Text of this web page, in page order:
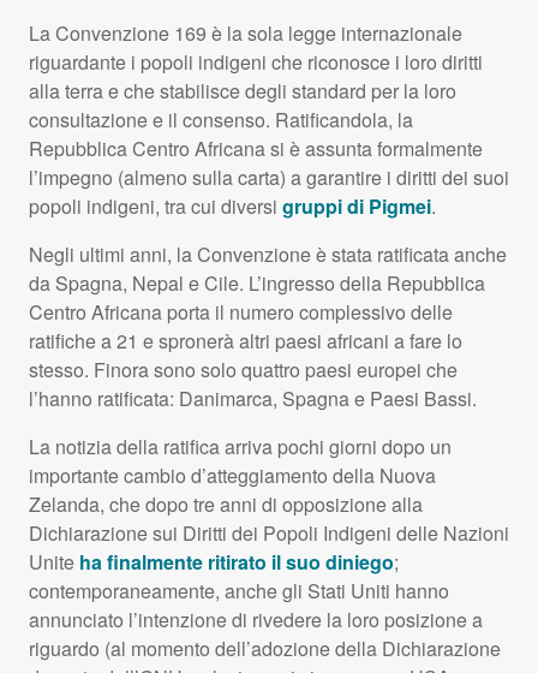
La Convenzione 169 è la sola legge internazionale
riguardante i popoli indigeni che riconosce i loro diritti
alla terra e che stabilisce degli standard per la loro
consultazione e il consenso. Ratificandola, la
Repubblica Centro Africana si è assunta formalmente
l’impegno (almeno sulla carta) a garantire i diritti dei suoi
popoli indigeni, tra cui diversi gruppi di Pigmei.
Negli ultimi anni, la Convenzione è stata ratificata anche
da Spagna, Nepal e Cile. L’ingresso della Repubblica
Centro Africana porta il numero complessivo delle
ratifiche a 21 e spronerà altri paesi africani a fare lo
stesso. Finora sono solo quattro paesi europei che
l’hanno ratificata: Danimarca, Spagna e Paesi Bassi.
La notizia della ratifica arriva pochi giorni dopo un
importante cambio d’atteggiamento della Nuova
Zelanda, che dopo tre anni di opposizione alla
Dichiarazione sui Diritti dei Popoli Indigeni delle Nazioni
Unite ha finalmente ritirato il suo diniego;
contemporaneamente, anche gli Stati Uniti hanno
annunciato l’intenzione di rivedere la loro posizione a
riguardo (al momento dell’adozione della Dichiarazione